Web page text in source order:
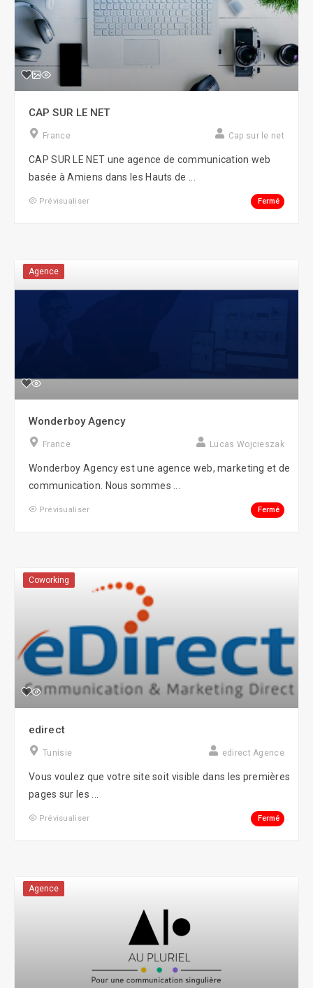
CAP SUR LE NET
France Cap sur le net
CAP SUR LE NET une agence de communication web
basée à Amiens dans les Hauts de ...
Prévisualiser Fermé
Agence
Wonderboy Agency
France Lucas Wojcieszak
Wonderboy Agency est une agence web, marketing et de
communication. Nous sommes ...
Prévisualiser Fermé
Coworking
edirect
Tunisie edirect Agence
Vous voulez que votre site soit visible dans les premières
pages sur les ...
Prévisualiser Fermé
Agence